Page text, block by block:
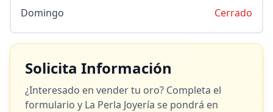
Domingo Cerrado
Solicita Información
¿Interesado en vender tu oro? Completa el
formulario y La Perla Joyería se pondrá en